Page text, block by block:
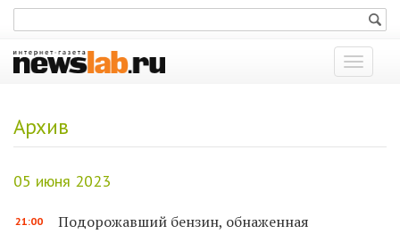
Показать
меню
Архив
05 июня 2023
21:00
Подорожавший бензин, обнаженная